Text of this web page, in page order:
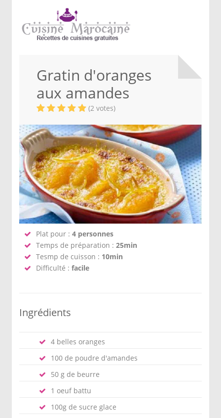
Gratin d'oranges
aux amandes
(2 votes)
Plat pour : 4 personnes
Temps de préparation : 25min
Tesmp de cuisson : 10min
Difficulté : facile
Ingrédients
4 belles oranges
100 de poudre d'amandes
50 g de beurre
1 oeuf battu
100g de sucre glace